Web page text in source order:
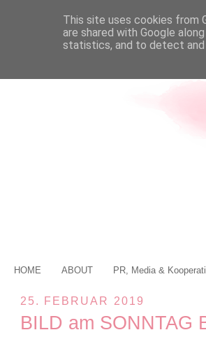
HOME ABOUT PR, Media &
25. FEBRUAR 2019
BILD am SONNTAG
This site uses cookies from
are shared with Google
statistics, and to detect and